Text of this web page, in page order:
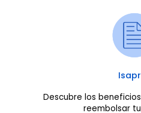
Descubre los
reembolsar